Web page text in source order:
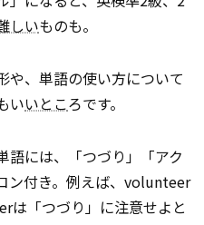
しいものも。
や、単語の使い方について
いいところです。
語には、「つづり」「アク
ン付き。例えば、volunteer
は「つづり」に注意せよと